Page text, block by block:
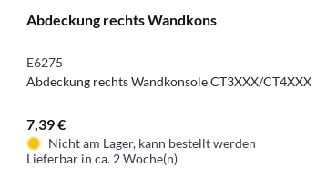
Abdeckung rechts Wandkons
E6275
Abdeckung rechts Wandkonsole CT3XXX/CT4XXX
7,39 €
Nicht am Lager, kann bestellt werden
Lieferbar in ca. 2 Woche(n)